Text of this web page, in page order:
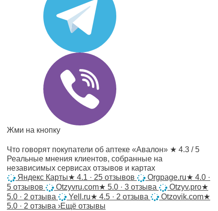
Жми на кнопку
Что говорят покупатели об аптеке «Авалон» ★ 4.3 / 5
Реальные мнения клиентов, собранные на
независимых сервисах отзывов и картах
Яндекс Карты★ 4.1 · 25 отзывов Orgpage.ru★ 4.0 ·
5 отзывов
Otzyvru.com★ 5.0 · 3 отзыва Otzyv.pro★
5.0 · 2 отзыва
Yell.ru★ 4.5 · 2 отзыва Otzovik.com★
5.0 · 2 отзыва ›Ещё отзывы